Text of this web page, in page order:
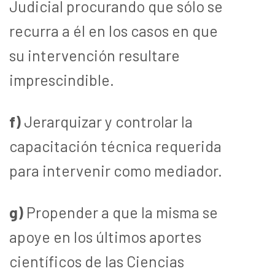
Judicial procurando que sólo se
recurra a él en los casos en que
su intervención resultare
imprescindible.
f) Jerarquizar y controlar la
capacitación técnica requerida
para intervenir como mediador.
g) Propender a que la misma se
apoye en los últimos aportes
científicos de las Ciencias